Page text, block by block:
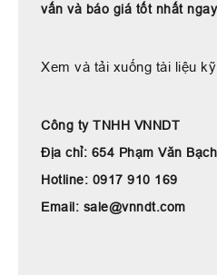
vấn và báo giá tốt nhất ngay
Xem và tải xuống tài liệu
Công ty TNHH VNNDT
Địa chỉ: 654 Phạm Văn
Hotline: 0917 910 169
Email: sale@vnndt.com